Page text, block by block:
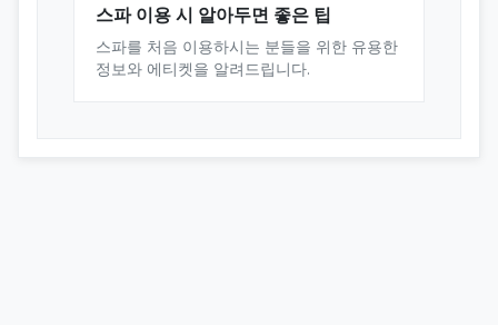
스파 이용 시 알아두면 좋은 팁
스파를 처음 이용하시는 분들을 위한 유용한
정보와 에티켓을 알려드립니다.